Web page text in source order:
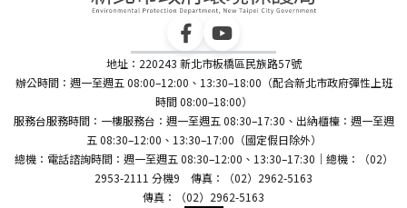
地址：220243 新北市板橋區民族路57號
辦公時間：週一至週五 08:00–12:00、13:30–18:00（配合新北市政府彈性上班
時間 08:00–18:00）
服務台服務時間：一樓服務台：週一至週五 08:30–17:30、出納櫃檯：週一至週
五 08:30–12:00、13:30–17:00（國定假日除外）
總機：電話諮詢時間：週一至週五 08:30–12:00、13:30–17:30｜總機：（02）
2953-2111 分機9 傳真：（02）2962-5163
傳真：（02）2962-5163